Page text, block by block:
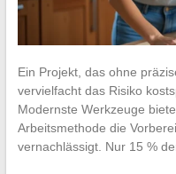
Ein Projekt, das ohne
vervielfacht das Risiko
Modernste Werkzeuge
Arbeitsmethode die
vernachlässigt. Nur 15 %